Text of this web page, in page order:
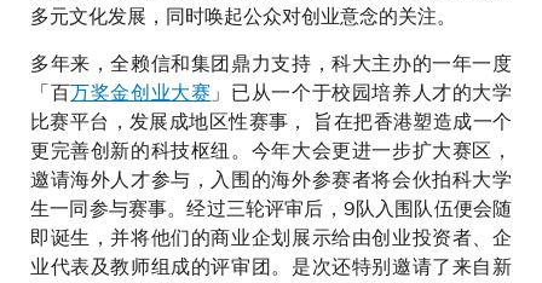
多元文化发展，同时唤起公众对创业意念的关注。
多年来，全赖信和集团鼎力支持，科大主办的一年一度
「百万奖金创业大赛 」已从一个于校园培养人才的大学
比赛平台，发展成地区性赛事， 旨在把香港塑造成一个
更完善创新的科技枢纽。今年大会更进一步扩大赛区，
邀请海外人才参与，入围的海外参赛者将会伙拍科大学
生一同参与赛事。经过三轮评审后，9队入围队伍便会随
即诞生，并将他们的商业企划展示给由创业投资者、企
业代表及教师组成的评审团。是次还特别邀请了来自新